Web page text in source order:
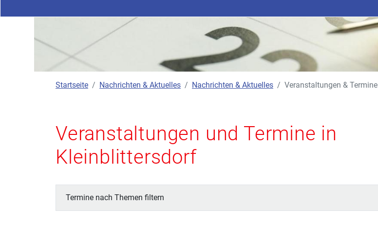
Startseite Nachrichten & Aktuelles Nachrichten & Aktuelles Veranstaltungen & Termine
Veranstaltungen und Termine in
Kleinblittersdorf
Termine nach Themen filtern